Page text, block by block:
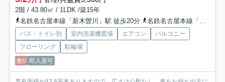
2階 / 43.80㎡ / 1LDK /築15年
名鉄名古屋本線「新木曽川」駅 徒歩20分
名鉄名古屋本線「石刀」駅 徒歩25分
バス・トイレ別 室内洗濯機置場 エアコン
バルコニー
フローリング
駐輪場
敷0 即入居可